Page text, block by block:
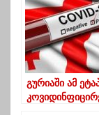
ოქრუაშვილი
გურიაში ამ